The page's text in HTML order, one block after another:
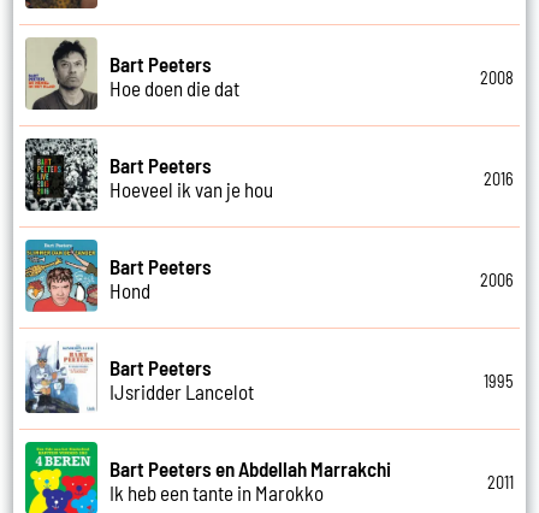
Bart Peeters
Hoe doen die dat
2008
Bart Peeters
Hoeveel ik van je hou
2016
Bart Peeters
Hond
2006
Bart Peeters
IJsridder Lancelot
1995
Bart Peeters en Abdellah Marrakchi
Ik heb een tante in Marokko
2011